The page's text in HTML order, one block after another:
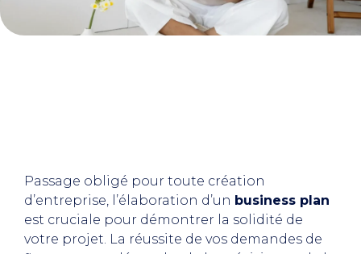
Passage obligé pour toute création
d’entreprise, l’élaboration d’un business plan
est cruciale pour démontrer la solidité de
votre projet. La réussite de vos demandes de